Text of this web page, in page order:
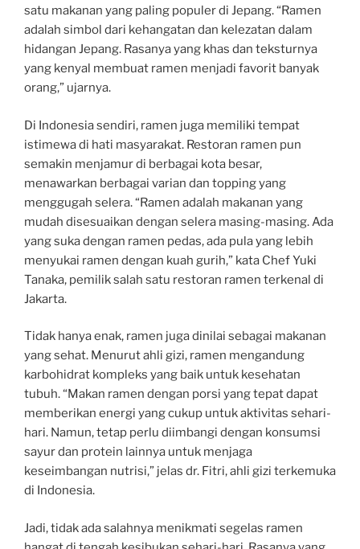
satu makanan yang paling populer di Jepang. “Ramen
adalah simbol dari kehangatan dan kelezatan dalam
hidangan Jepang. Rasanya yang khas dan teksturnya
yang kenyal membuat ramen menjadi favorit banyak
orang,” ujarnya.
Di Indonesia sendiri, ramen juga memiliki tempat
istimewa di hati masyarakat. Restoran ramen pun
semakin menjamur di berbagai kota besar,
menawarkan berbagai varian dan topping yang
menggugah selera. “Ramen adalah makanan yang
mudah disesuaikan dengan selera masing-masing. Ada
yang suka dengan ramen pedas, ada pula yang lebih
menyukai ramen dengan kuah gurih,” kata Chef Yuki
Tanaka, pemilik salah satu restoran ramen terkenal di
Jakarta.
Tidak hanya enak, ramen juga dinilai sebagai makanan
yang sehat. Menurut ahli gizi, ramen mengandung
karbohidrat kompleks yang baik untuk kesehatan
tubuh. “Makan ramen dengan porsi yang tepat dapat
memberikan energi yang cukup untuk aktivitas sehari-
hari. Namun, tetap perlu diimbangi dengan konsumsi
sayur dan protein lainnya untuk menjaga
keseimbangan nutrisi,” jelas dr. Fitri, ahli gizi terkemuka
di Indonesia.
Jadi, tidak ada salahnya menikmati segelas ramen